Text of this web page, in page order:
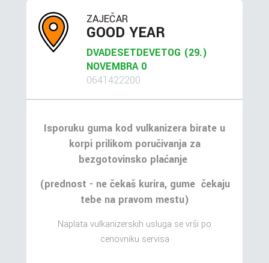
ZAJEČAR
GOOD YEAR
DVADESETDEVETOG (29.)
NOVEMBRA 0
0641422200
Isporuku guma kod vulkanizera birate u
korpi prilikom poručivanja za
bezgotovinsko plaćanje
(prednost - ne čekaš kurira, gume čekaju
tebe na pravom mestu)
Naplata vulkanizerskih usluga se vrši po
cenovniku servisa